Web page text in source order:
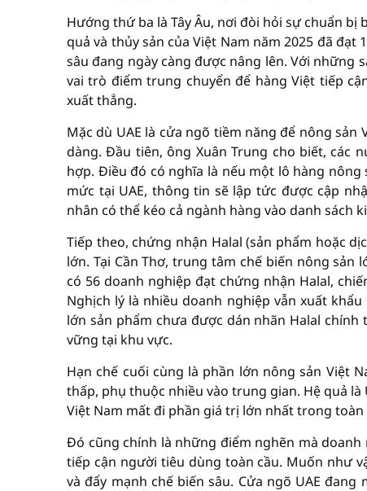
Hướng thứ ba là Tây Âu, nơi đòi hỏi sự chuẩn
quả và thủy sản của Việt Nam năm 2025 đã đạt
sâu đang ngày càng được nâng lên. Với những
vai trò điểm trung chuyển để hàng Việt tiếp
xuất thẳng.
Mặc dù UAE là cửa ngõ tiềm năng để nông
dàng. Đầu tiên, ông Xuân Trung cho biết, các
hợp. Điều đó có nghĩa là nếu một lô hàng
mức tại UAE, thông tin sẽ lập tức được cập
nhân có thể kéo cả ngành hàng vào danh sách
Tiếp theo, chứng nhận Halal (sản phẩm hoặc
lớn. Tại Cần Thơ, trung tâm chế biến nông
có 56 doanh nghiệp đạt chứng nhận Halal,
Nghịch lý là nhiều doanh nghiệp vẫn xuất
lớn sản phẩm chưa được dán nhãn Halal
vững tại khu vực.
Hạn chế cuối cùng là phần lớn nông sản Việt
thấp, phụ thuộc nhiều vào trung gian. Hệ quả
Việt Nam mất đi phần giá trị lớn nhất trong
Đó cũng chính là những điểm nghẽn mà
tiếp cận người tiêu dùng toàn cầu. Muốn như
và đẩy mạnh chế biến sâu. Cửa ngõ UAE